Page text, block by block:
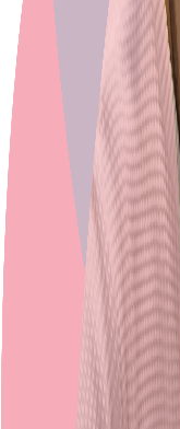
Lezen
Je laat zien dat je
Luisteren
Je laat zien dat je
Spreken
Je laat zien dat